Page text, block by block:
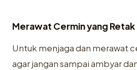
Merawat Cermin yang Retak
Untuk menjaga dan merawat
agar jangan sampai ambyar